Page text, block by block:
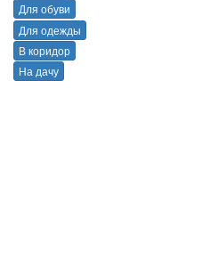
Для обуви
Для одежды
В коридор
На дачу